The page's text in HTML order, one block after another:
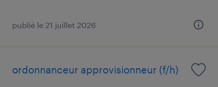
publié le 21 juillet 2026
ordonnanceur approvisionneur (f/h)